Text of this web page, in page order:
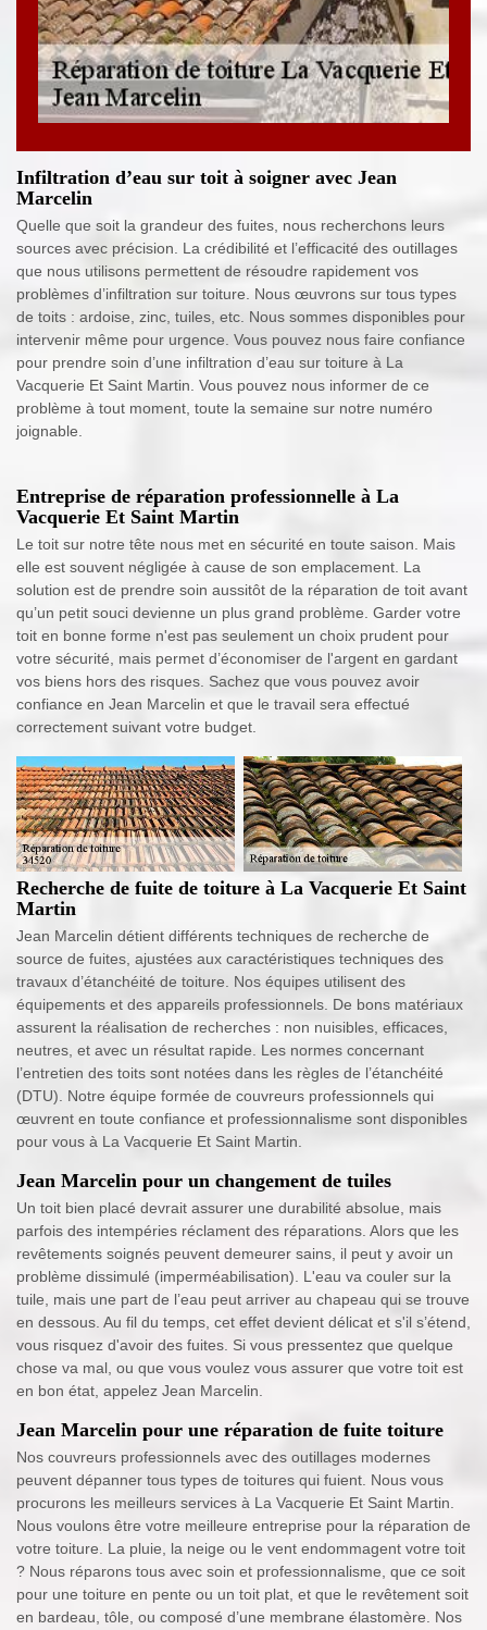
Infiltration d’eau sur toit à soigner avec Jean
Marcelin
Quelle que soit la grandeur des fuites, nous recherchons leurs
sources avec précision. La crédibilité et l’efficacité des outillages
que nous utilisons permettent de résoudre rapidement vos
problèmes d’infiltration sur toiture. Nous œuvrons sur tous types
de toits : ardoise, zinc, tuiles, etc. Nous sommes disponibles pour
intervenir même pour urgence. Vous pouvez nous faire confiance
pour prendre soin d’une infiltration d’eau sur toiture à La
Vacquerie Et Saint Martin. Vous pouvez nous informer de ce
problème à tout moment, toute la semaine sur notre numéro
joignable.
Entreprise de réparation professionnelle à La
Vacquerie Et Saint Martin
Le toit sur notre tête nous met en sécurité en toute saison. Mais
elle est souvent négligée à cause de son emplacement. La
solution est de prendre soin aussitôt de la réparation de toit avant
qu’un petit souci devienne un plus grand problème. Garder votre
toit en bonne forme n'est pas seulement un choix prudent pour
votre sécurité, mais permet d’économiser de l'argent en gardant
vos biens hors des risques. Sachez que vous pouvez avoir
confiance en Jean Marcelin et que le travail sera effectué
correctement suivant votre budget.
Recherche de fuite de toiture à La Vacquerie Et Saint
Martin
Jean Marcelin détient différents techniques de recherche de
source de fuites, ajustées aux caractéristiques techniques des
travaux d’étanchéité de toiture. Nos équipes utilisent des
équipements et des appareils professionnels. De bons matériaux
assurent la réalisation de recherches : non nuisibles, efficaces,
neutres, et avec un résultat rapide. Les normes concernant
l’entretien des toits sont notées dans les règles de l’étanchéité
(DTU). Notre équipe formée de couvreurs professionnels qui
œuvrent en toute confiance et professionnalisme sont disponibles
pour vous à La Vacquerie Et Saint Martin.
Jean Marcelin pour un changement de tuiles
Un toit bien placé devrait assurer une durabilité absolue, mais
parfois des intempéries réclament des réparations. Alors que les
revêtements soignés peuvent demeurer sains, il peut y avoir un
problème dissimulé (imperméabilisation). L'eau va couler sur la
tuile, mais une part de l’eau peut arriver au chapeau qui se trouve
en dessous. Au fil du temps, cet effet devient délicat et s'il s’étend,
vous risquez d'avoir des fuites. Si vous pressentez que quelque
chose va mal, ou que vous voulez vous assurer que votre toit est
en bon état, appelez Jean Marcelin.
Jean Marcelin pour une réparation de fuite toiture
Nos couvreurs professionnels avec des outillages modernes
peuvent dépanner tous types de toitures qui fuient. Nous vous
procurons les meilleurs services à La Vacquerie Et Saint Martin.
Nous voulons être votre meilleure entreprise pour la réparation de
votre toiture. La pluie, la neige ou le vent endommagent votre toit
? Nous réparons tous avec soin et professionnalisme, que ce soit
pour une toiture en pente ou un toit plat, et que le revêtement soit
en bardeau, tôle, ou composé d’une membrane élastomère. Nos